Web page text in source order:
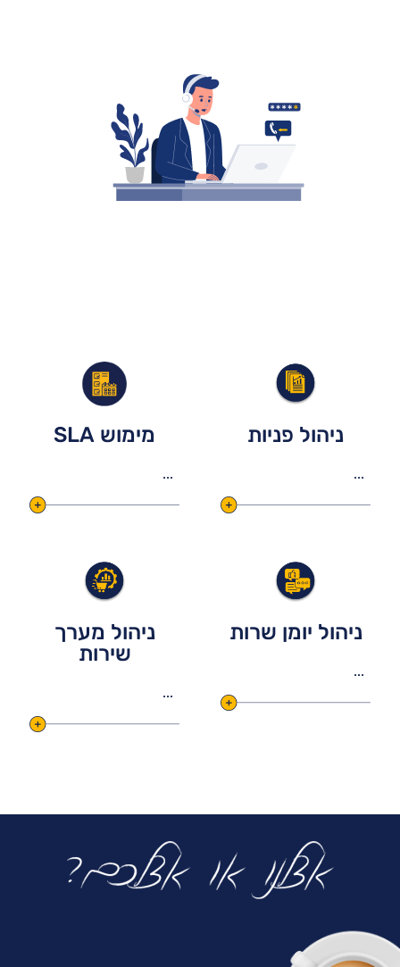
ניהול פניות
...
מימוש SLA
...
ניהול יומן שרות
...
ניהול מערך
שירות
...